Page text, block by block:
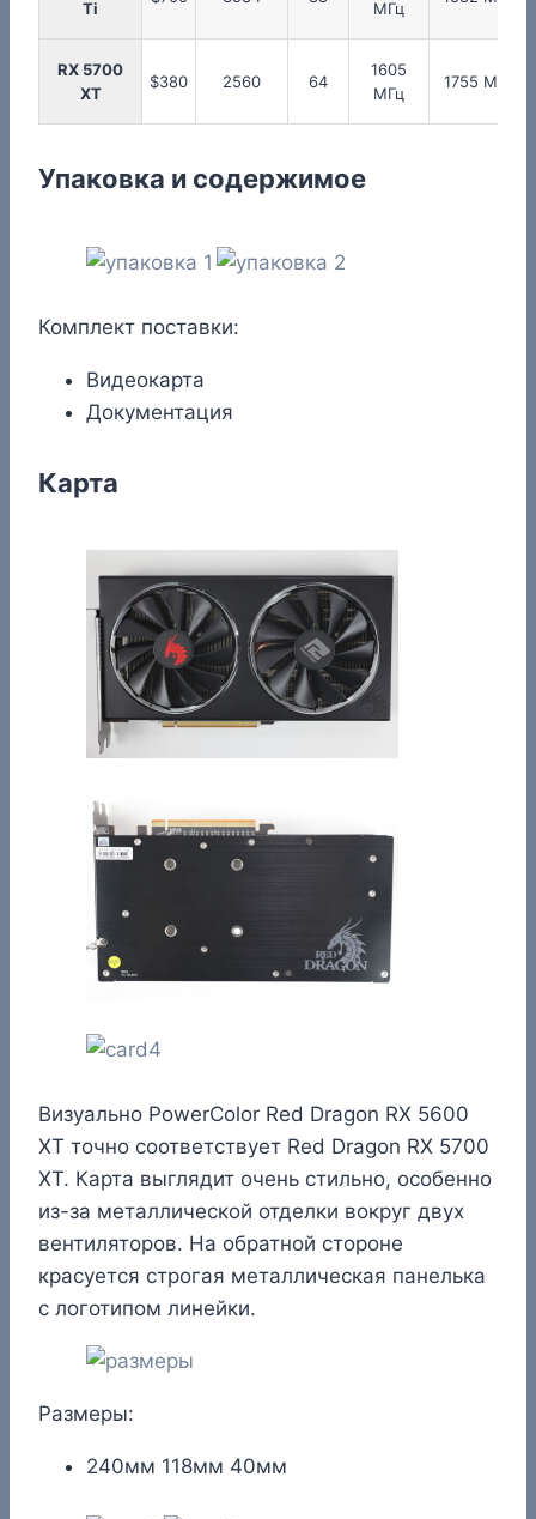
Ti МГц
RX 5700
XT
$380 2560 64
1605
МГц
1755 МГц
Упаковка и содержимое
Комплект поставки:
Видеокарта
Документация
Карта
Визуально PowerColor Red Dragon RX 5600
XT точно соответствует Red Dragon RX 5700
XT. Карта выглядит очень стильно, особенно
из-за металлической отделки вокруг двух
вентиляторов. На обратной стороне
красуется строгая металлическая панелька
с логотипом линейки.
Размеры:
240мм 118мм 40мм